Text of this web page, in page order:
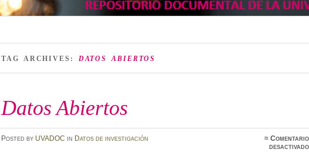
TAG ARCHIVES: DATOS ABIERTOS
Datos Abiertos
Posted by UVADOC in Datos de investigación ≈